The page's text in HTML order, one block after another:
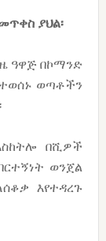
ያህል፡
ዓዋጅ በኮማንድ
ወጣቶችን
በሺዎች
ወንጀል
እየተዳረጉ